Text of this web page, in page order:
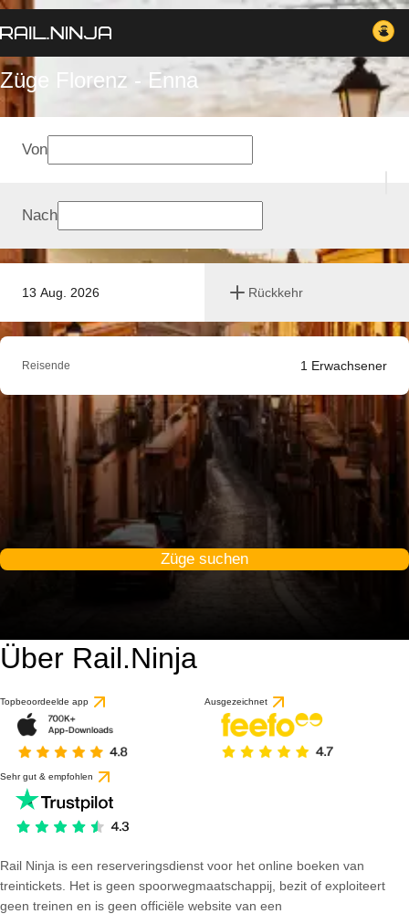
Züge Florenz - Enna
13 Aug. 2026 Rückkehr
Von
Nach
Reisende 1 Erwachsener
Züge suchen
Über Rail.Ninja
Topbeoordeelde app Ausgezeichnet
Sehr gut & empfohlen
Rail Ninja is een reserveringsdienst voor het online boeken van
treintickets. Het is geen spoorwegmaatschappij, bezit of exploiteert
geen treinen en is geen officiële website van een